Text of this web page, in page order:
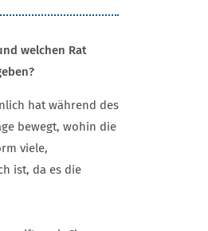
welchen Rat
hat während des
bewegt, wohin die
viele,
ist, da es die